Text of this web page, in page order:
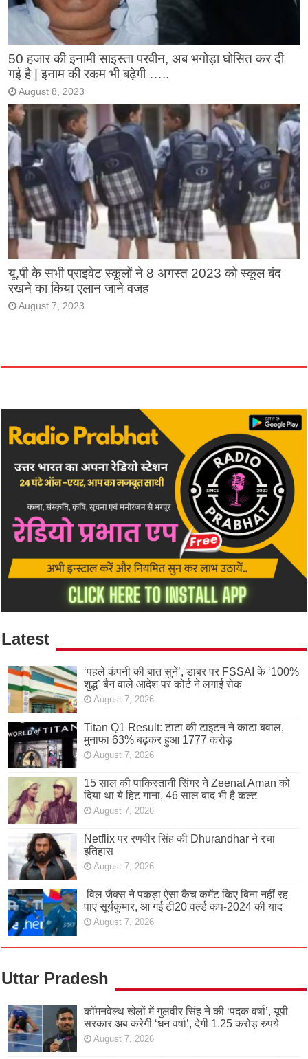
50 हजार की इनामी साइस्ता परवीन, अब भगोड़ा घोसित कर दी
गई है | इनाम की रकम भी बढ़ेगी …..
August 8, 2023
यू.पी के सभी प्राइवेट स्कूलों ने 8 अगस्त 2023 को स्कूल बंद
रखने का किया एलान जाने वजह
August 7, 2023
Latest
‘पहले कंपनी की बात सुनें’, डाबर पर FSSAI के ‘100%
शुद्ध’ बैन वाले आदेश पर कोर्ट ने लगाई रोक
August 7, 2026
Titan Q1 Result: टाटा की टाइटन ने काटा बवाल,
मुनाफा 63% बढ़कर हुआ 1777 करोड़
August 7, 2026
15 साल की पाकिस्तानी सिंगर ने Zeenat Aman को
दिया था ये हिट गाना, 46 साल बाद भी है कल्ट
August 7, 2026
Netflix पर रणवीर सिंह की Dhurandhar ने रचा
इतिहास
August 7, 2026
विल जैक्स ने पकड़ा ऐसा कैच कमेंट किए बिना नहीं रह
पाए सूर्यकुमार, आ गई टी20 वर्ल्ड कप-2024 की याद
August 7, 2026
Uttar Pradesh
कॉमनवेल्थ खेलों में गुलवीर सिंह ने की ‘पदक वर्षा’, यूपी
सरकार अब करेगी ‘धन वर्षा’, देगी 1.25 करोड़ रुपये
August 7, 2026